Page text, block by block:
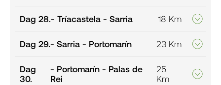
Dag 28.- Tríacastela - Sarria 18 Km
Dag 29.- Sarria - Portomarín 23 Km
Dag
30.
- Portomarín - Palas de
Rei
25
Km